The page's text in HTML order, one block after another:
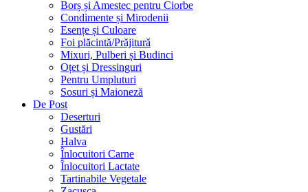
Borș și Amestec pentru Ciorbe
Condimente și Mirodenii
Esențe și Culoare
Foi plăcintă/Prăjitură
Mixuri, Pulberi și Budinci
Oțet și Dressinguri
Pentru Umpluturi
Sosuri și Maioneză
De Post
Deserturi
Gustări
Halva
Înlocuitori Carne
Înlocuitori Lactate
Tartinabile Vegetale